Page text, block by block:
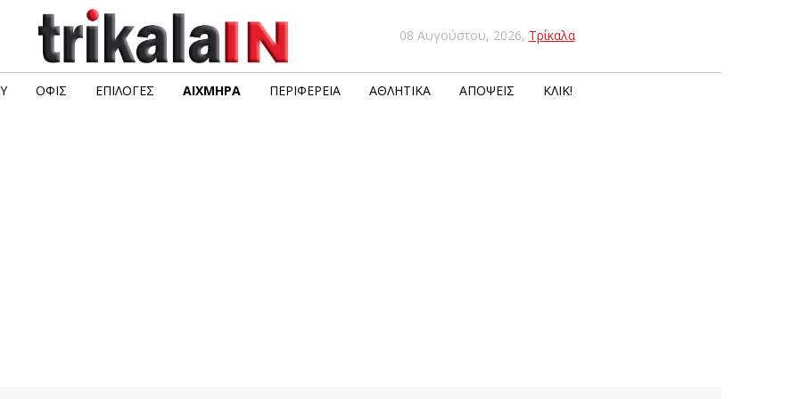
08 Αυγούστου, 2026, Τρίκαλα
ΟΦΙΣ ΕΠΙΛΟΓΈΣ ΑΙΧΜΗΡΆ ΠΕΡΙΦΈΡΕΙΑ ΑΘΛΗΤΙΚΆ ΑΠΌΨΕΙΣ ΚΛΙΚ!